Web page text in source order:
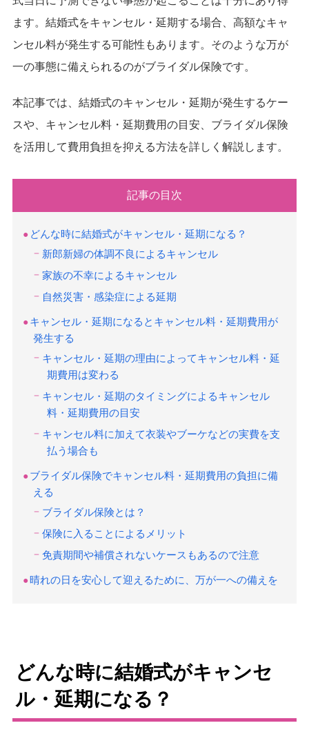
ます。結婚式をキャンセル・延期する場合、高額なキャ
ンセル料が発生する可能性もあります。そのような万が
一の事態に備えられるのがブライダル保険です。
本記事では、結婚式のキャンセル・延期が発生するケー
スや、キャンセル料・延期費用の目安、ブライダル保険
を活用して費用負担を抑える方法を詳しく解説します。
記事の目次
どんな時に結婚式がキャンセル・延期になる？
新郎新婦の体調不良によるキャンセル
家族の不幸によるキャンセル
自然災害・感染症による延期
キャンセル・延期になるとキャンセル料・延期費用が
発生する
キャンセル・延期の理由によってキャンセル料・延
期費用は変わる
キャンセル・延期のタイミングによるキャンセル
料・延期費用の目安
キャンセル料に加えて衣装やブーケなどの実費を支
払う場合も
ブライダル保険でキャンセル料・延期費用の負担に備
える
ブライダル保険とは？
保険に入ることによるメリット
免責期間や補償されないケースもあるので注意
晴れの日を安心して迎えるために、万が一への備えを
どんな時に結婚式がキャンセ
ル・延期になる？